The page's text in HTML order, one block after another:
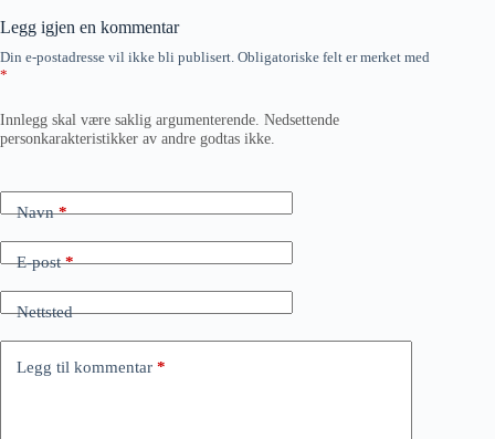
Legg igjen en kommentar
Din e-postadresse vil ikke bli publisert. Obligatoriske felt er merket med
*
Innlegg skal være saklig argumenterende. Nedsettende
personkarakteristikker av andre godtas ikke.
Navn*
E-post*
Nettsted
Legg til kommentar *